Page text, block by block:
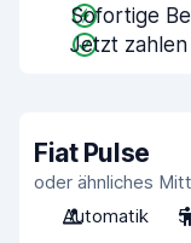
Sofortige
Jetzt zahlen
Fiat Pulse
oder ähnliches
Automatik
5